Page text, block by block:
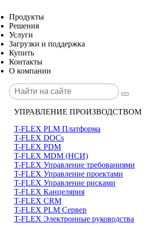
Продукты
Решения
Услуги
Загрузки и поддержка
Купить
Контакты
О компании
УПРАВЛЕНИЕ ПРОИЗВОДСТВОМ
T-FLEX PLM Платформа
T-FLEX DOCs
T-FLEX PDM
T-FLEX MDM (НСИ)
T-FLEX Управление требованиями
T-FLEX Управление проектами
T-FLEX Управление рисками
T-FLEX Канцелярия
T-FLEX CRM
T-FLEX PLM Сервер
T-FLEX Электронные руководства